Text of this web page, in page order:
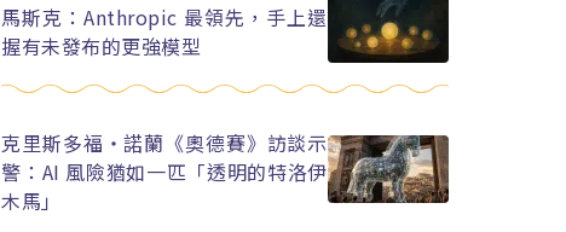
馬斯克：Anthropic 最領先，手上還
握有未發布的更強模型
克里斯多福・諾蘭《奧德賽》訪談示
警：AI 風險猶如一匹「透明的特洛伊
木馬」